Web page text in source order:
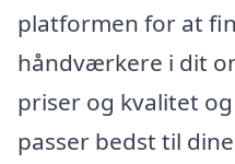
platformen for at
håndværkere i dit
priser og kvalitet
passer bedst til